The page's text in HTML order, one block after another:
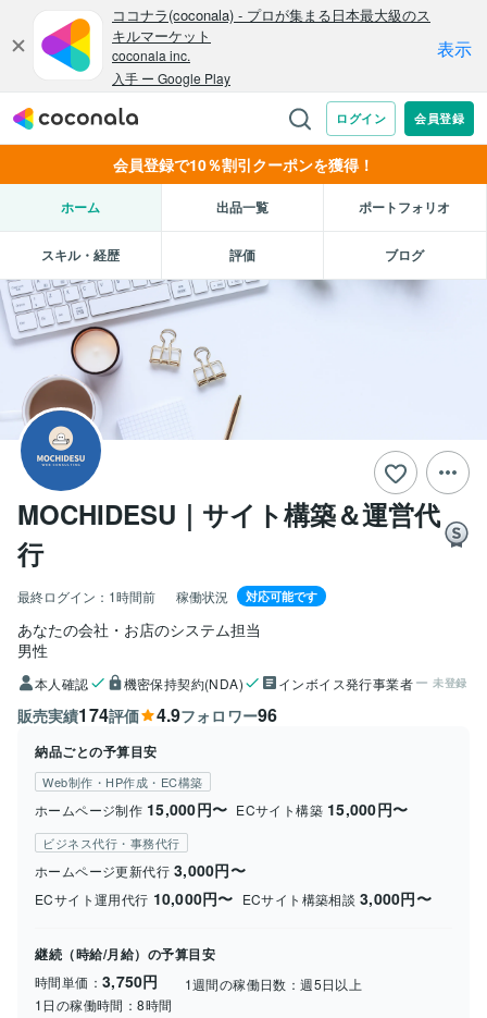
会員登録で10％割引クーポンを獲得！
ホーム 出品一覧 ポートフォリオ
スキル・経歴 評価 ブログ
MOCHIDESU｜サイト構築＆運営代
行
最終ログイン： 1時間前 稼働状況 対応可能です
あなたの会社・お店のシステム担当
男性
本人確認 機密保持契約(NDA) インボイス発行事業者 未登録
販売実績174評価 4.9フォロワー96
納品ごとの予算目安
Web制作・HP作成・EC構築
ホームページ制作 15,000円〜 ECサイト構築 15,000円〜
ビジネス代行・事務代行
ホームページ更新代行 3,000円〜
ECサイト運用代行 10,000円〜 ECサイト構築相談 3,000円〜
継続（時給/月給）の予算目安
時間単価： 3,750円 1週間の稼働日数：週5日以上
1日の稼働時間：8時間